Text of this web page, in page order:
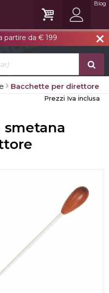
close
partire da € 199
Blog
Bacchette per direttore
Prezzi Iva inclusa
smetana